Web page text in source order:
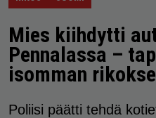
Mies kiihdytti
Pennalassa –
isomman
Poliisi päätti tehdä